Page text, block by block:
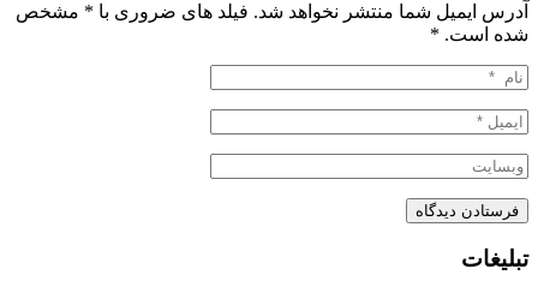
آدرس ایمیل شما منتشر نخواهد شد. فیلد های ضروری با * مشخص
شده است. *
تبلیغات